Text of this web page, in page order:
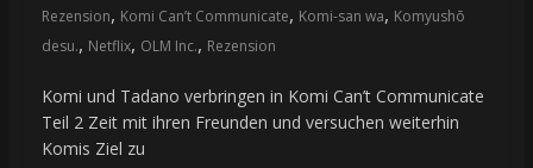
Rezension, Komi Can’t Communicate, Komi-san wa, Komyushō
desu., Netflix, OLM Inc., Rezension
Komi und Tadano verbringen in Komi Can’t Communicate
Teil 2 Zeit mit ihren Freunden und versuchen weiterhin
Komis Ziel zu